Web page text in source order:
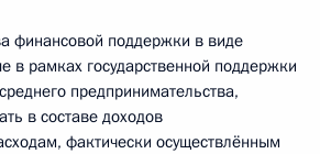
финансовой поддержки в виде
в рамках государственной поддержки
предпринимательства,
в составе доходов
фактически осуществлённым